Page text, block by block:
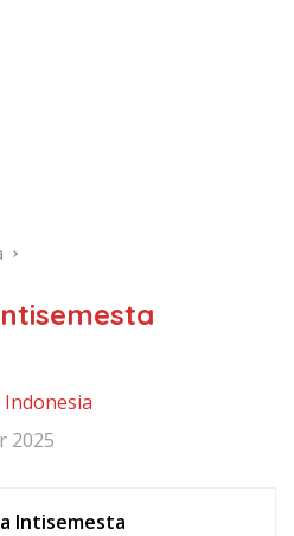
2025
Intisemesta